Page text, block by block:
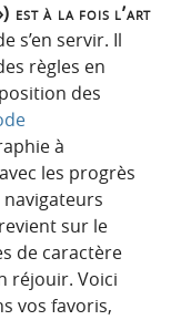
est à la fois l’art
s’en servir. Il
règles en
des
à
les progrès
sur le
de caractère
réjouir. Voici
vos favoris,